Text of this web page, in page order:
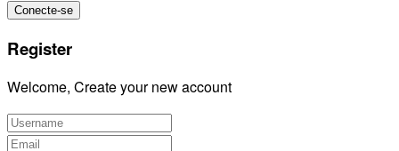
Register
Welcome, Create your new account